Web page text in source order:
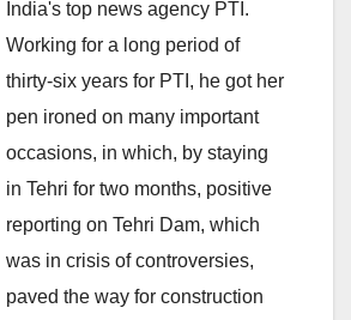
India's top news agency PTI.
Working for a long period of
thirty-six years for PTI, he got her
pen ironed on many important
occasions, in which, by staying
in Tehri for two months, positive
reporting on Tehri Dam, which
was in crisis of controversies,
paved the way for construction